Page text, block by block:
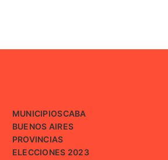
MUNICIPIOSCABA
BUENOS AIRES
PROVINCIAS
ELECCIONES 2023